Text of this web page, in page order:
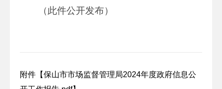
（此件公开发布）
附件【保山市市场监督管理局2024年度政府信息公